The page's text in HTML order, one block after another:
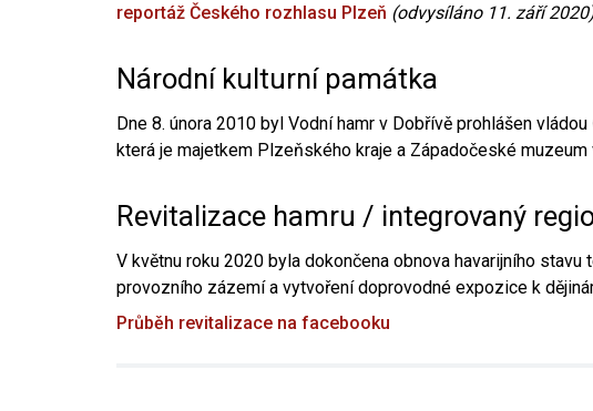
reportáž Českého rozhlasu Plzeň (odvysíláno 11. září
Národní kulturní památka
Dne 8. února 2010 byl Vodní hamr v Dobřívě prohlášen
která je majetkem Plzeňského kraje a Západočeské muzeum
Revitalizace hamru / integrovaný
V květnu roku 2020 byla dokončena obnova havarijního
provozního zázemí a vytvoření doprovodné expozice k
Průběh revitalizace na facebooku